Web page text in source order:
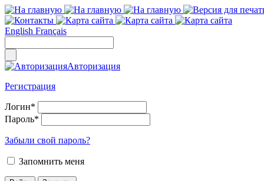
English Français
Авторизация
Регистрация
Логин*
Пароль*
Забыли свой пароль?
Запомнить меня